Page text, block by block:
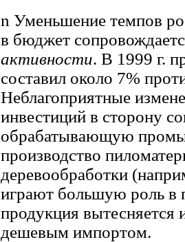
n Уменьшение темпов
в бюджет
активности. В 1999 г.
составил около 7%
Неблагоприятные
инвестиций в сторону
обрабатывающую
производство
деревообработки
играют большую роль в
продукция вытесняется
дешевым импортом.